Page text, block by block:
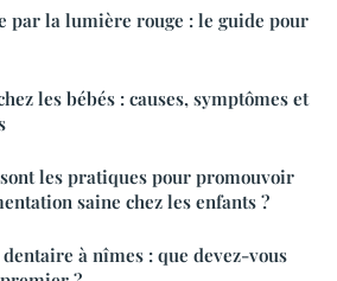
par la lumière rouge : le guide pour
les bébés : causes, symptômes et
les pratiques pour promouvoir
saine chez les enfants ?
dentaire à nîmes : que devez-vous